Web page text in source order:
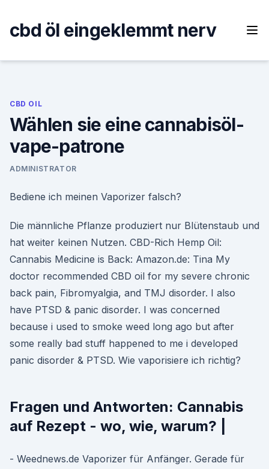
content
cbd öl eingeklemmt nerv
CBD OIL
Wählen sie eine cannabisöl-
vape-patrone
ADMINISTRATOR
Bediene ich meinen Vaporizer falsch?
Die männliche Pflanze produziert nur Blütenstaub und
hat weiter keinen Nutzen. CBD-Rich Hemp Oil:
Cannabis Medicine is Back: Amazon.de: Tina My
doctor recommended CBD oil for my severe chronic
back pain, Fibromyalgia, and TMJ disorder. I also
have PTSD & panic disorder. I was concerned
because i used to smoke weed long ago but after
some really bad stuff happened to me i developed
panic disorder & PTSD. Wie vaporisiere ich richtig?
Fragen und Antworten: Cannabis
auf Rezept - wo, wie, warum? |
- Weednews.de Vaporizer für Anfänger. Gerade für